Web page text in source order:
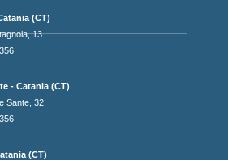
(CT)
13
- Catania (CT)
Sante, 32
(CT)